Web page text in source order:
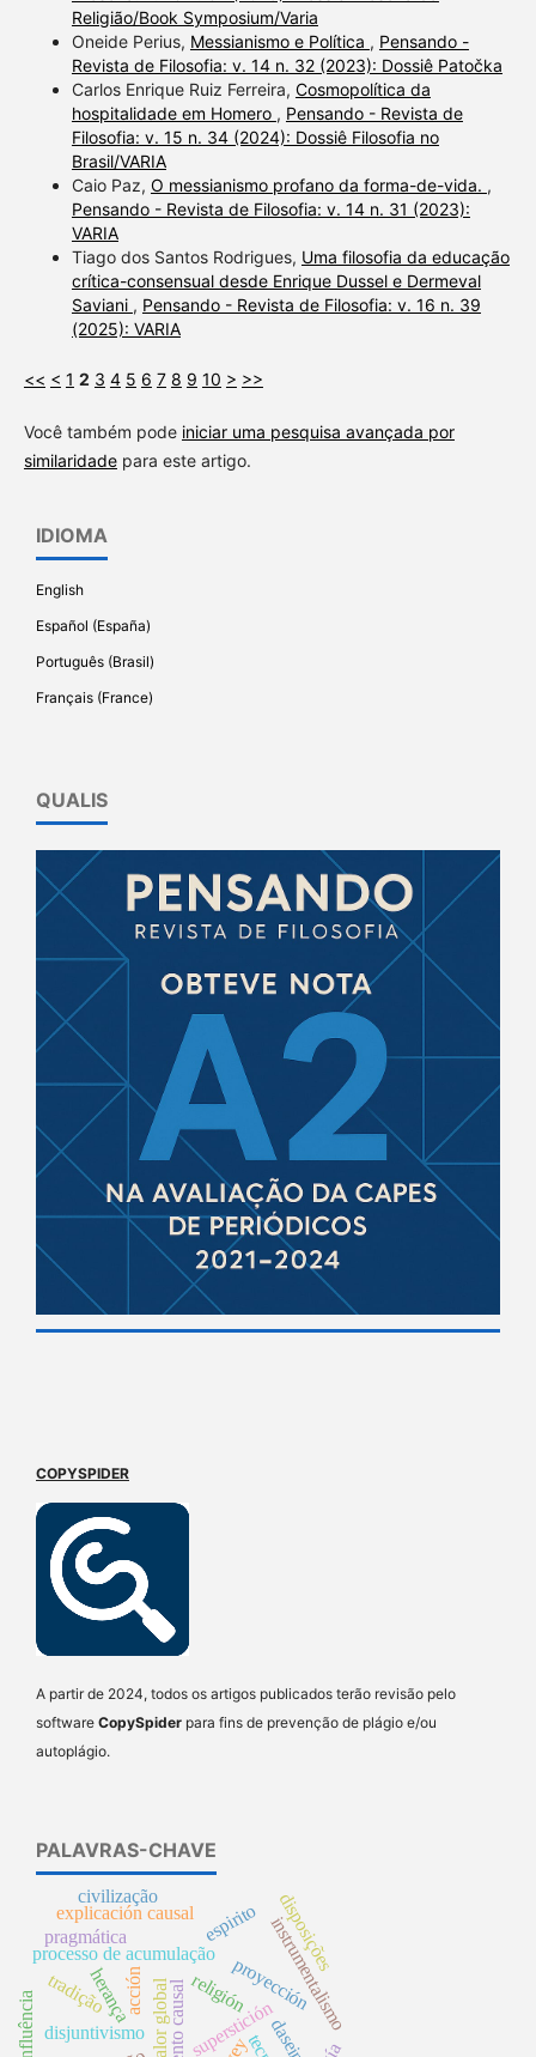
Religião/Book Symposium/Varia
Oneide Perius, Messianismo e Política , Pensando -
Revista de Filosofia: v. 14 n. 32 (2023): Dossiê Patočka
Carlos Enrique Ruiz Ferreira, Cosmopolítica da
hospitalidade em Homero , Pensando - Revista de
Filosofia: v. 15 n. 34 (2024): Dossiê Filosofia no
Brasil/VARIA
Caio Paz, O messianismo profano da forma-de-vida. ,
Pensando - Revista de Filosofia: v. 14 n. 31 (2023):
VARIA
Tiago dos Santos Rodrigues, Uma filosofia da educação
crítica-consensual desde Enrique Dussel e Dermeval
Saviani , Pensando - Revista de Filosofia: v. 16 n. 39
(2025): VARIA
<< < 1 2 3 4 5 6 7 8 9 10 > >>
Você também pode iniciar uma pesquisa avançada por
similaridadepara este artigo.
IDIOMA
English
Español (España)
Português (Brasil)
Français (France)
QUALIS
COPYSPIDER
A partir de 2024, todos os artigos publicados terão revisão pelo
software CopySpider para fins de prevenção de plágio e/ou
autoplágio.
PALAVRAS-CHAVE
superstición
proyección
processo de acumulação
disjuntivismo
religión instrumentalismo
espirito
influência dasein
herança
tradição
pragmática disposições
explicación causal
acción
civilização